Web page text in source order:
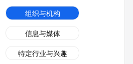
组织与机构
信息与媒体
特定行业与兴趣